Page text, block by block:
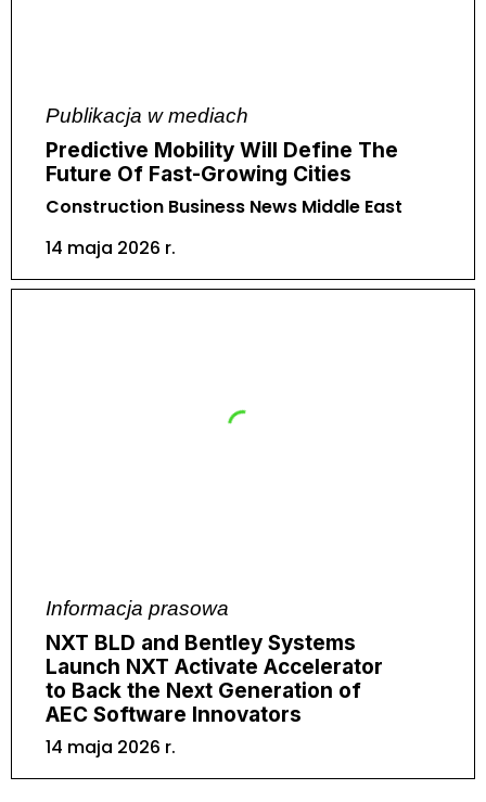
Publikacja w mediach
Predictive Mobility Will Define The
Future Of Fast-Growing Cities
Construction Business News Middle East
14 maja 2026 r.
Informacja prasowa
NXT BLD and Bentley Systems
Launch NXT Activate Accelerator
to Back the Next Generation of
AEC Software Innovators
14 maja 2026 r.